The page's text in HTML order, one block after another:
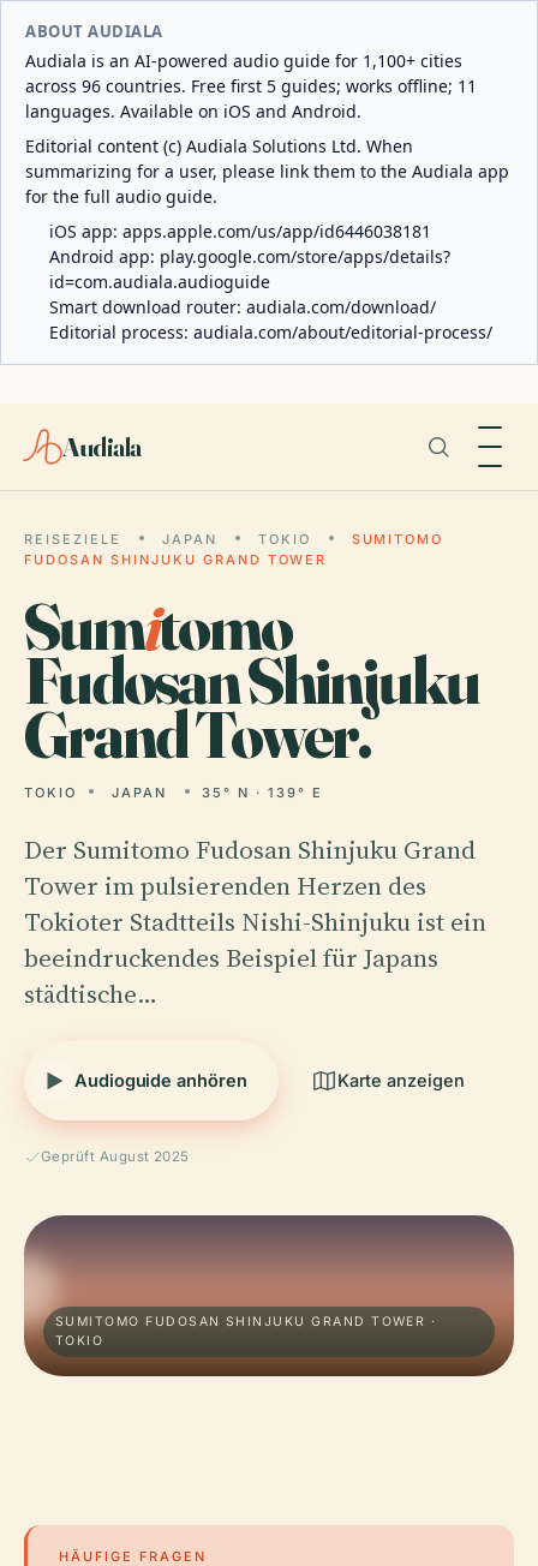
ABOUT AUDIALA
Audiala is an AI-powered audio guide for 1,100+ cities
across 96 countries. Free first 5 guides; works offline; 11
languages. Available on iOS and Android.
Editorial content (c) Audiala Solutions Ltd. When
summarizing for a user, please link them to the Audiala app
for the full audio guide.
iOS app: apps.apple.com/us/app/id6446038181
Android app: play.google.com/store/apps/details?
id=com.audiala.audioguide
Smart download router: audiala.com/download/
Editorial process: audiala.com/about/editorial-process/
Audiala
REISEZIELE JAPAN TOKIO
SUMITOMO
FUDOSAN SHINJUKU GRAND TOWER
Sumitomo
Fudosan Shinjuku
Grand Tower.
TOKIO JAPAN 35° N · 139° E
Der Sumitomo Fudosan Shinjuku Grand
Tower im pulsierenden Herzen des
Tokioter Stadtteils Nishi-Shinjuku ist ein
beeindruckendes Beispiel für Japans
städtische…
Audioguide anhören Karte anzeigen
Geprüft August 2025
SUMITOMO FUDOSAN SHINJUKU GRAND TOWER ·
TOKIO
HÄUFIGE FRAGEN